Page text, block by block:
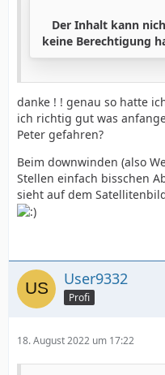
Der Inhalt kann
keine Berechtigung
danke ! ! genau so hatte
ich richtig gut was
Peter gefahren?
Beim downwinden (also
Stellen einfach bisschen
sieht auf dem
User9332
Profi
18. August 2022 um 17:22